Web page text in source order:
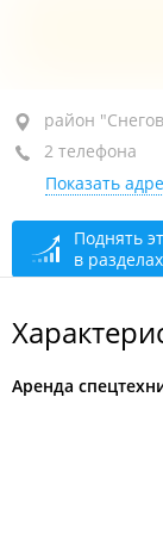
район
5-й этаж, оф. 507
+7 914 320-53-
+7 904 629-94-
сегодня
район
2 телефона
Показать
Поднять
в
Аренда